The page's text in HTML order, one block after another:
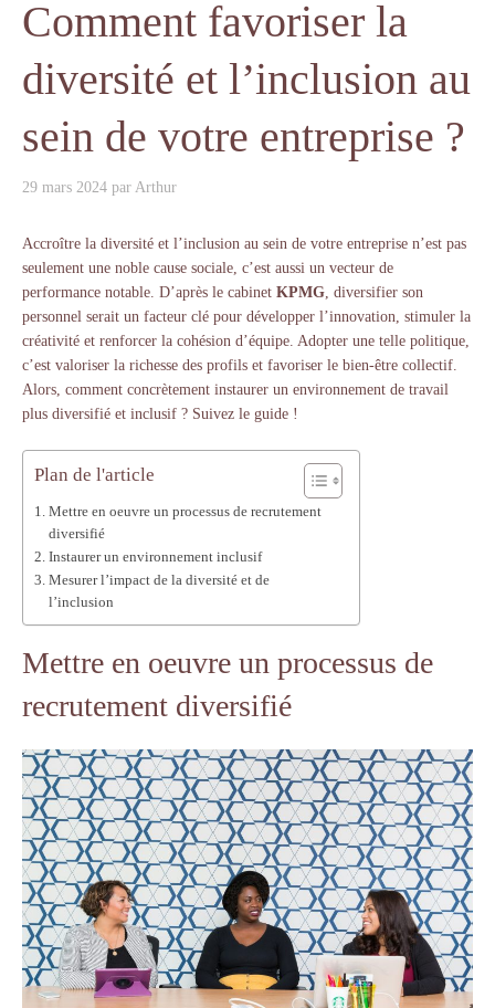
Comment favoriser la
diversité et l’inclusion au
sein de votre entreprise ?
29 mars 2024 par Arthur
Accroître la diversité et l’inclusion au sein de votre entreprise n’est pas
seulement une noble cause sociale, c’est aussi un vecteur de
performance notable. D’après le cabinet KPMG , diversifier son
personnel serait un facteur clé pour développer l’innovation, stimuler la
créativité et renforcer la cohésion d’équipe. Adopter une telle politique,
c’est valoriser la richesse des profils et favoriser le bien-être collectif.
Alors, comment concrètement instaurer un environnement de travail
plus diversifié et inclusif ? Suivez le guide !
Plan de l'article
Mettre en oeuvre un processus de recrutement
diversifié
Instaurer un environnement inclusif
Mesurer l’impact de la diversité et de
l’inclusion
Mettre en oeuvre un processus de
recrutement diversifié